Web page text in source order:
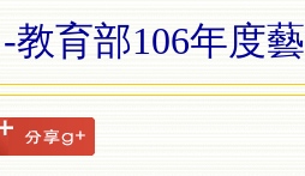
教育部106年度